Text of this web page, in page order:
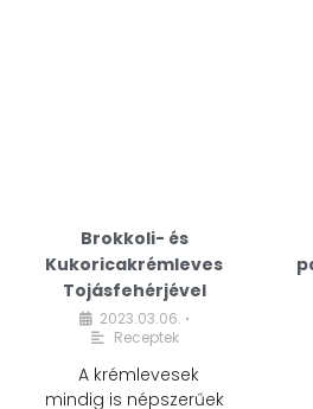
Brokkoli- és
Kukoricakrémleves
Tojásfehérjével
2023.03.06. •
Receptek
A krémlevesek
mindig is népszerűek